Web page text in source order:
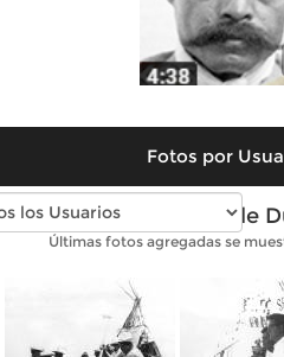
Fotos por
Fotos antiguas de
Últimas fotos agregadas se